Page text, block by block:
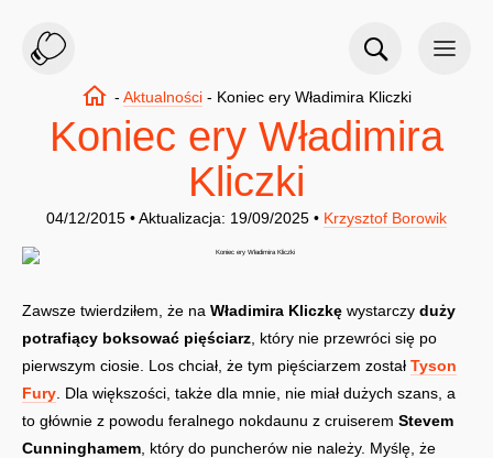
- Aktualności - Koniec ery Władimira Kliczki
Koniec ery Władimira
Kliczki
04/12/2015 • Aktualizacja: 19/09/2025 • Krzysztof Borowik
Zawsze twierdziłem, że na Władimira Kliczkę wystarczy duży
potrafiący boksować pięściarz , który nie przewróci się po
pierwszym ciosie. Los chciał, że tym pięściarzem został Tyson
Fury . Dla większości, także dla mnie, nie miał dużych szans, a
to głównie z powodu feralnego nokdaunu z cruiserem Stevem
Cunninghamem , który do puncherów nie należy. Myślę, że